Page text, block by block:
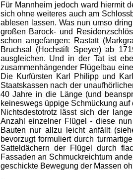
Für Mannheim jedoch ward hiermit
sich ohne weiteres auch am
ablesen lassen. Was nun umso
großen Barock- und
schon angefangen: Rastatt
Bruchsal (Hochstift Speyer) ab
ausgleichen. Und in der Tat ist
zusammenhängender Flügelbau
Die Kurfürsten Karl Philipp und
Staatskassen nach der
40 Jahre in die Länge (und
keineswegs üppige Schmückung
Nichtsdestotrotz lässt sich der
Anzahl einzelner Flügel - diese
Bauten nur allzu leicht anfällt
bevorzugt formuliert durch
Satteldächern der Flügel durch
Fassaden an Schmuckreichtum
geschickte Bewegung der Massen